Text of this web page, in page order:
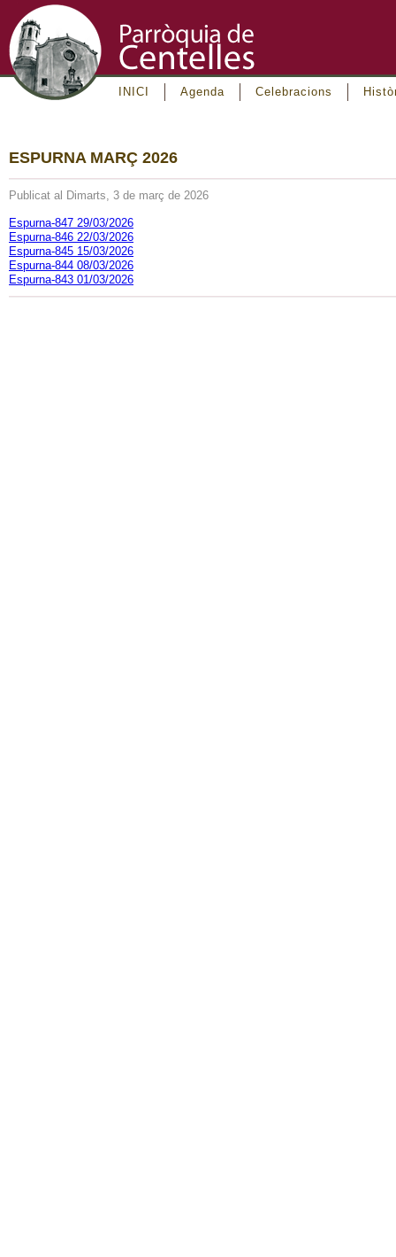
INICI Agenda Celebracions
ESPURNA MARÇ 2026
Publicat al Dimarts, 3 de març de 2026
Espurna-847 29/03/2026
Espurna-846 22/03/2026
Espurna-845 15/03/2026
Espurna-844 08/03/2026
Espurna-843 01/03/2026